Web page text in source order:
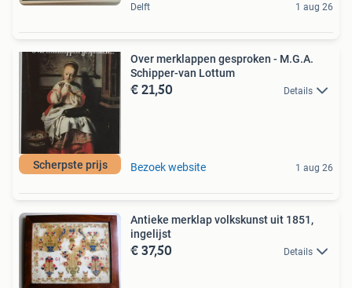
Delft 1 aug 26
Scherpste prijs
Over merklappen gesproken - M.G.A.
Schipper-van Lottum
€ 21,50 Details
Bezoek website 1 aug 26
Antieke merklap volkskunst uit 1851,
ingelijst
€ 37,50 Details